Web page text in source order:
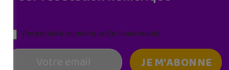
Parentalité numérique (le lundi matin)